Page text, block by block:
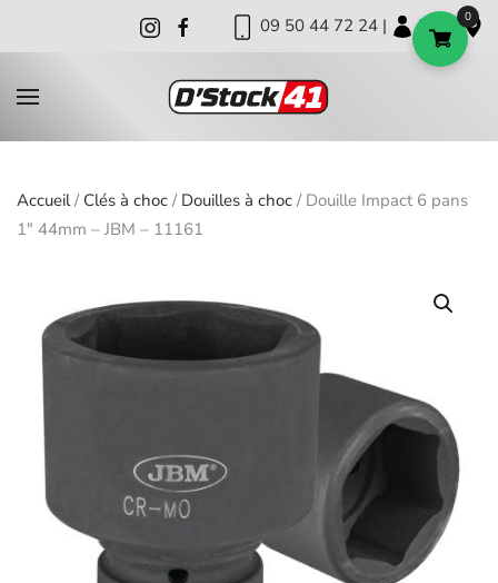
09 50 44 72 24 | | |
Accueil/ Clés à choc / Douilles à choc / Douille Impact 6 pans
1″ 44mm – JBM – 11161
0